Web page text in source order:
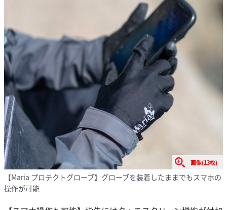
画像(13枚)
【Maria プロテクトグローブ】グローブを装着したままでもスマホの
操作が可能